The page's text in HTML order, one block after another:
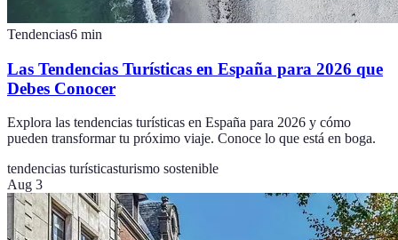
Tendencias6 min
Las Tendencias Turísticas en España para 2026 que
Debes Conocer
Explora las tendencias turísticas en España para 2026 y cómo
pueden transformar tu próximo viaje. Conoce lo que está en boga.
tendencias turísticasturismo sostenible
Aug 3